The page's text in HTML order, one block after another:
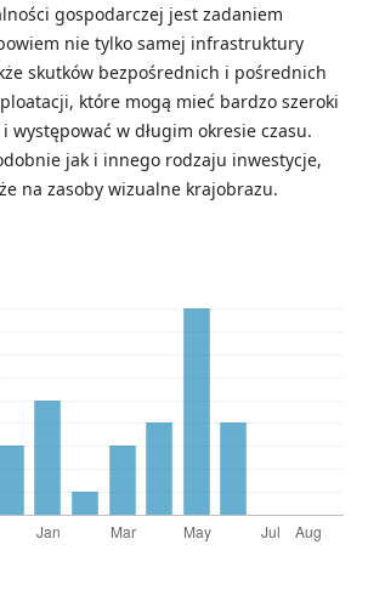
gospodarczej jest zadaniem
nie tylko samej infrastruktury
skutków bezpośrednich i pośrednich
które mogą mieć bardzo szeroki
występować w długim okresie czasu.
jak i innego rodzaju inwestycje,
na zasoby wizualne krajobrazu.